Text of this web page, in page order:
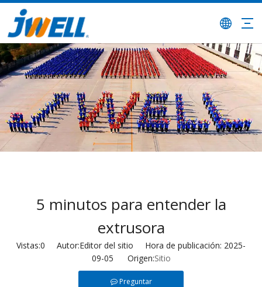
5 minutos para entender la
extrusora
Vistas:0 Autor:Editor del sitio Hora de publicación: 2025-
09-05 Origen:Sitio
Preguntar